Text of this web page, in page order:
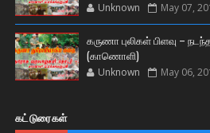
Unknown May 07,
கருணா புலிகள் பிளவு –
(காணொளி)
Unknown May 06,
கட்டுரைகள்